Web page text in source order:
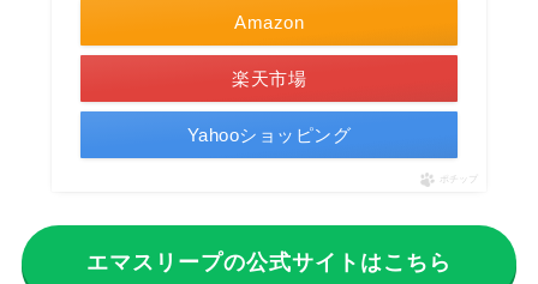
Amazon
楽天市場
Yahooショッピング
ポチップ
エマスリープの公式サイトはこちら